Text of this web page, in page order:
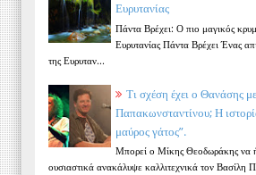
Ευρυτανίας
Πάντα Βρέχει: Ο πιο μαγικός
Ευρυτανίας Πάντα Βρέχει Ένας
της Ευρυταν...
Τι σχέση έχει ο Θανάσης
Παπακωνσταντίνου; Η
μαύρος γάτος”.
Μπορεί ο Μίκης Θεοδωράκης να
ουσιαστικά ανακάλυψε καλλιτεχνικά τον Βασίλη